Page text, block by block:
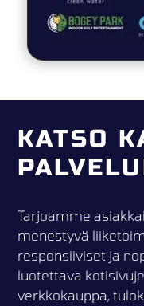
KATSO
Tarjoamme
menestyvä
responsiiviset ja
luotettava
verkkokauppa,